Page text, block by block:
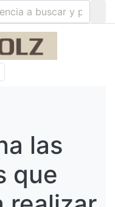
las
que